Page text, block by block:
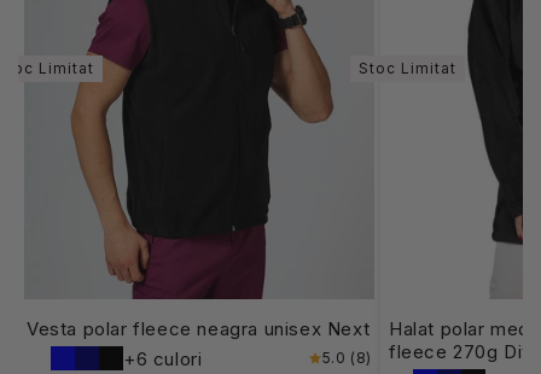
Limitat
Vesta polar fleece neagra unisex Next
+6 culori
5.0 (8)
Stoc Limitat
Halat polar
fleece 270g